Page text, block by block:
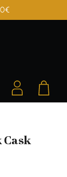
Cask